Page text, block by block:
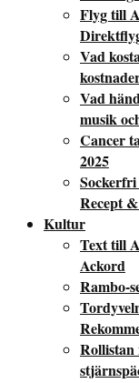
Flyg till
Vad
Vad
musik
Cancer
2025
Recept
Kultur
Text till
Ackord
Rambo-
Rollistan